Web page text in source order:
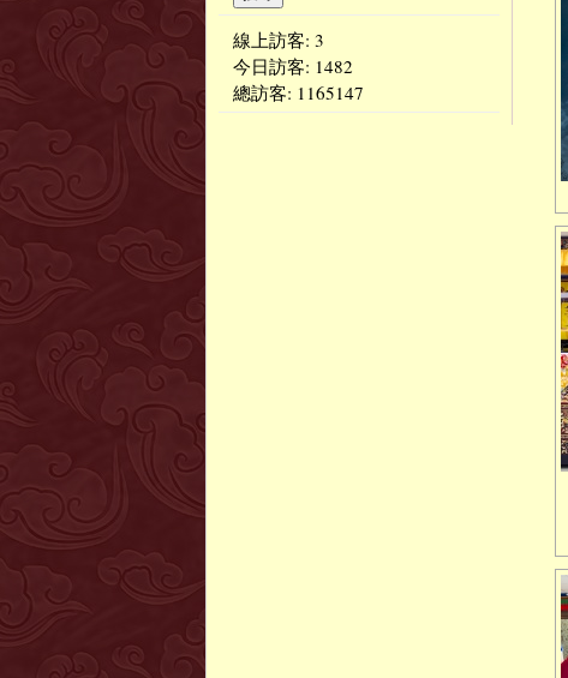
線上訪客: 3
今日訪客: 1482
總訪客: 1165147